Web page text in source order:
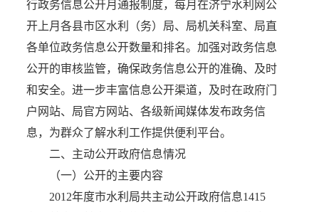
行政务信息公开月通报制度，每月在济宁水利网公
开上月各县市区水利（务）局、局机关科室、局直
各单位政务信息公开数量和排名。加强对政务信息
公开的审核监管，确保政务信息公开的准确、及时
和安全。进一步丰富信息公开渠道，及时在政府门
户网站、局官方网站、各级新闻媒体发布政务信
息，为群众了解水利工作提供便利平台。
二、主动公开政府信息情况
（一）公开的主要内容
2012年度市水利局共主动公开政府信息1415